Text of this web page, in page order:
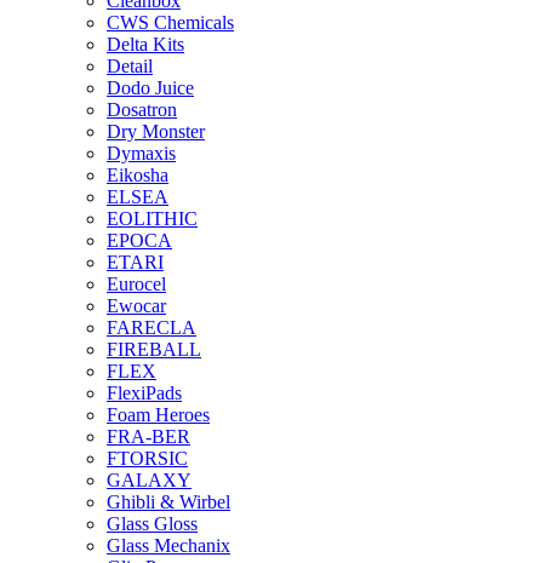
CWS Chemicals
Delta Kits
Detail
Dodo Juice
Dosatron
Dry Monster
Dymaxis
Eikosha
ELSEA
EOLITHIC
EPOCA
ETARI
Eurocel
Ewocar
FARECLA
FIREBALL
FLEX
FlexiPads
Foam Heroes
FRA-BER
FTORSIC
GALAXY
Ghibli & Wirbel
Glass Gloss
Glass Mechanix